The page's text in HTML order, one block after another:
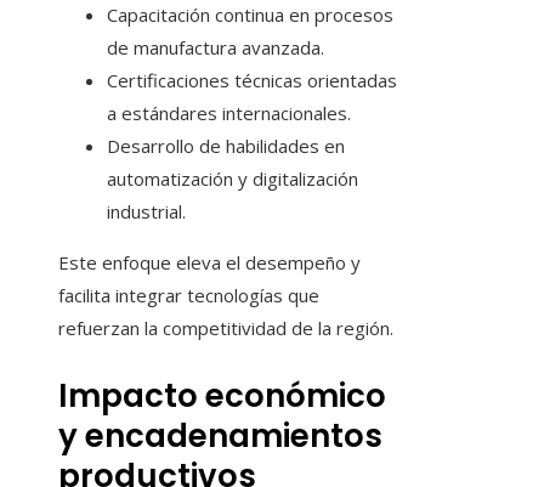
Capacitación continua en procesos
de manufactura avanzada.
Certificaciones técnicas orientadas
a estándares internacionales.
Desarrollo de habilidades en
automatización y digitalización
industrial.
Este enfoque eleva el desempeño y
facilita integrar tecnologías que
refuerzan la competitividad de la región.
Impacto económico
y encadenamientos
productivos